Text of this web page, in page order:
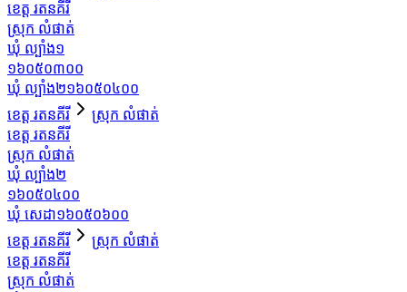
ខេត្ត រតនគីរី
ស្រុក លំផាត់
ឃុំ ល្បាំង១
១៦០៥០៣០០
ឃុំ ល្បាំង២១៦០៥០៤០០
ខេត្ត រតនគីរី
ស្រុក លំផាត់
ខេត្ត រតនគីរី
ស្រុក លំផាត់
ឃុំ ល្បាំង២
១៦០៥០៤០០
ឃុំ សេដា១៦០៥០៦០០
ខេត្ត រតនគីរី
ស្រុក លំផាត់
ខេត្ត រតនគីរី
ស្រុក លំផាត់